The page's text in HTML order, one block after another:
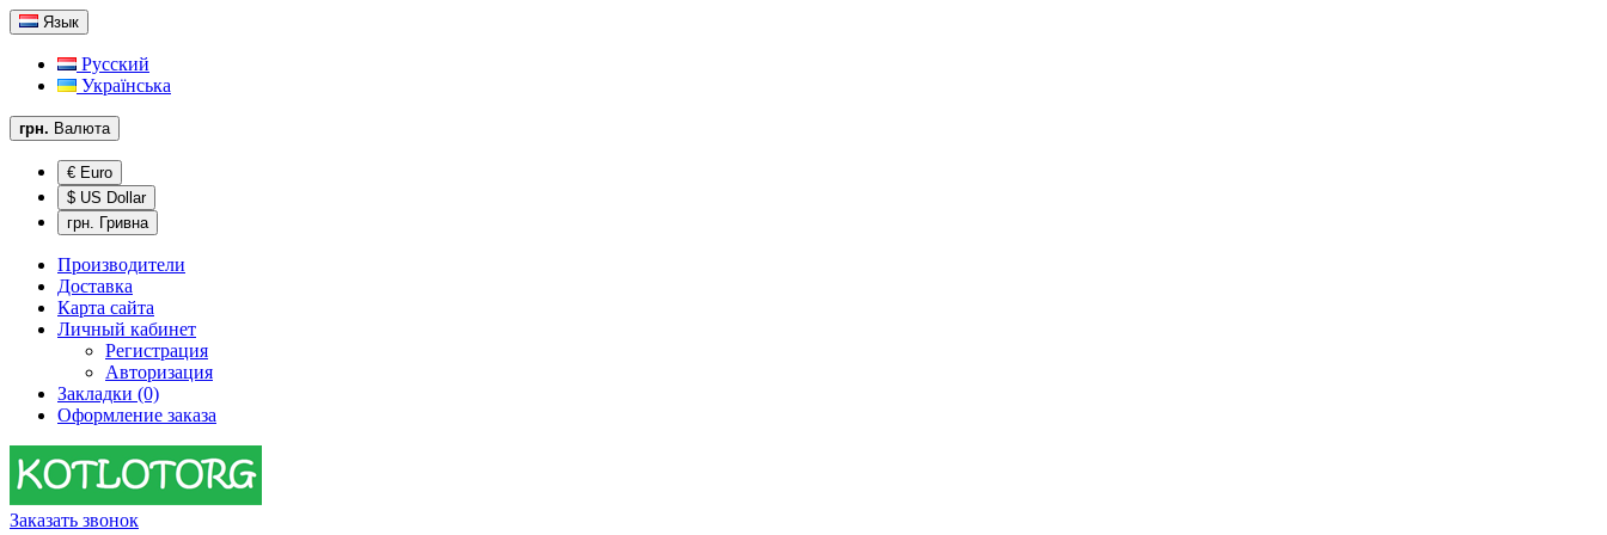
Язык
Русский
Українська
грн. Валюта
€ Euro
$ US Dollar
грн. Гривна
Производители
Доставка
Карта сайта
Личный кабинет
Регистрация
Авторизация
Закладки (0)
Оформление заказа
Заказать звонок